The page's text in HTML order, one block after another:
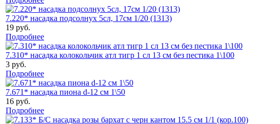
7.220* насадка подсолнух 5сл, 17см 1/20 (1313)
19 руб.
Подробнее
7.310* насадка колокольчик атл тигр 1 сл 13 см без пестика 1\100
3 руб.
Подробнее
7.671* насадка пиона d-12 см 1\50
16 руб.
Подробнее